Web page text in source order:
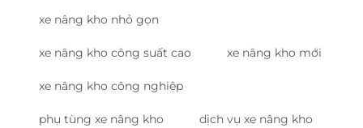
xe nâng kho nhỏ gọn
xe nâng kho công suất cao xe nâng kho mới
xe nâng kho công nghiệp
phụ tùng xe nâng kho dịch vụ xe nâng kho